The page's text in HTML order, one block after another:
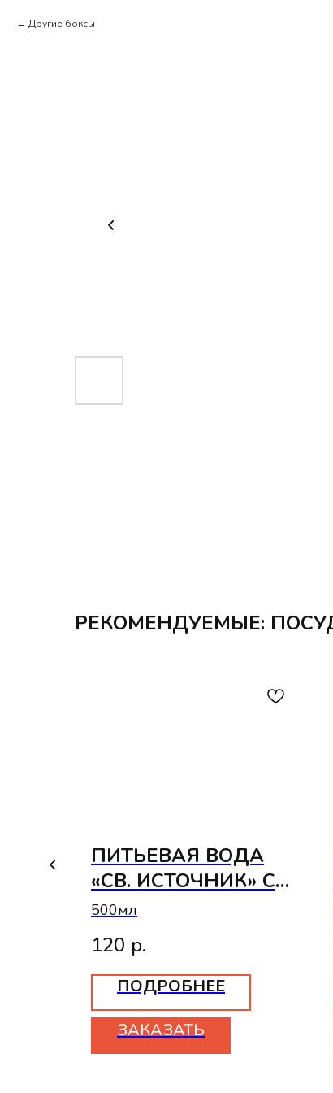
Другие боксы
РЕКОМЕНДУЕМЫЕ:
ПИТЬЕВАЯ ВОДА
«СВ. ИСТОЧНИК» С
ГАЗОМ
500мл
120 р.
ПОДРОБНЕЕ
ЗАКАЗАТЬ